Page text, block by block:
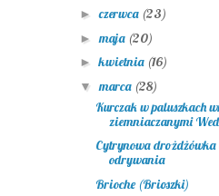
►czerwca (23)
► maja (20)
►kwietnia (16)
▼ marca (28)
Kurczak w paluszkach
ziemniaczanymi
Cytrynowa
odrywania
Brioche (Brioszki)